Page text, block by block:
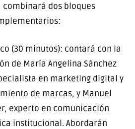
combinará dos bloques
(30 minutos): contará con la
de María Angelina Sánchez
en marketing digital y
de marcas, y Manuel
experto en comunicación
institucional. Abordarán